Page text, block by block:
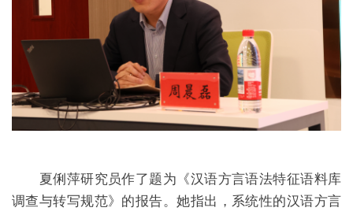
夏俐萍研究员作了题为《汉语方言语法特征语料库
调查与转写规范》的报告。她指出，系统性的汉语方言